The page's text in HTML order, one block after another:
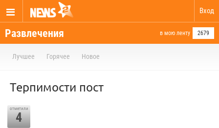
Вход
Развлечения в мою ленту 2679
Лучшее Горячее Новое
Терпимости пост
отметили
4